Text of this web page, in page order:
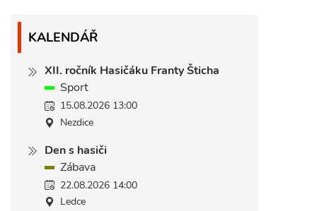
KALENDÁŘ
XII. ročník Hasičáku Franty Šticha
Sport
15.08.2026 13:00
Nezdice
Den s hasiči
Zábava
22.08.2026 14:00
Ledce